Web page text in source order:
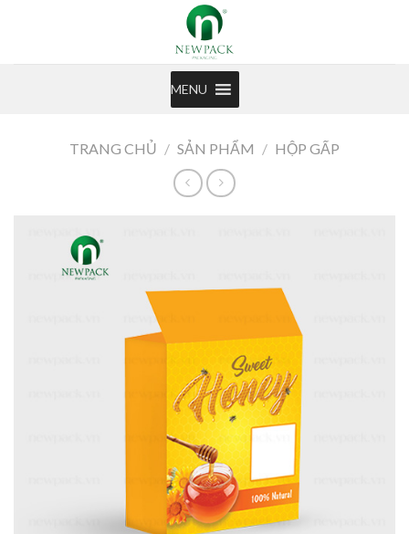
MENU
TRANG CHỦ / SẢN PHẨM / HỘP GẤP